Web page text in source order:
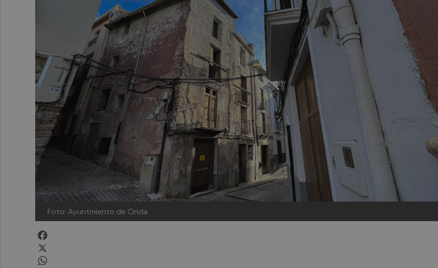
Foto: Ayuntmiento de Onda